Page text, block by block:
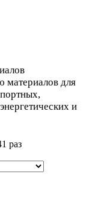
материалов для
и
раз